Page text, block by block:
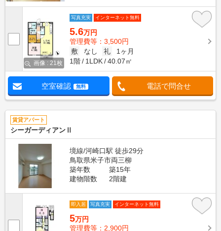
画像 : 21枚
写真充実 インターネット無料
5.6万円
管理費等：3,500円
敷
なし 礼
1ヶ月
1階
1LDK 40.07㎡
空室確認 無料 電話で問合せ
賃貸アパート
シーガーディアンⅡ
境線/河崎口駅 徒歩29分
鳥取県米子市両三柳
築年数
築15年
建物階数
2階建
即入居 写真充実 インターネット無料
5万円
管理費等：2,900円